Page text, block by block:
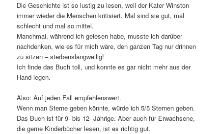
Die Geschichte ist so lustig zu lesen, weil der Kater Winston
immer wieder die Menschen kritisiert. Mal sind sie gut, mal
schlecht und mal so mittel.
Manchmal, während ich gelesen habe, musste ich darüber
nachdenken, wie es für mich wäre, den ganzen Tag nur drinnen
zu sitzen – sterbenslangweilig!
Ich finde das Buch toll, und konnte es gar nicht mehr aus der
Hand legen.
Also: Auf jeden Fall empfehlenswert.
Wenn man Sterne geben könnte, würde ich 5/5 Sternen geben.
Das Buch ist für 9- bis 12- Jährige. Aber auch für Erwachsene,
die gerne Kinderbücher lesen, ist es richtig gut.